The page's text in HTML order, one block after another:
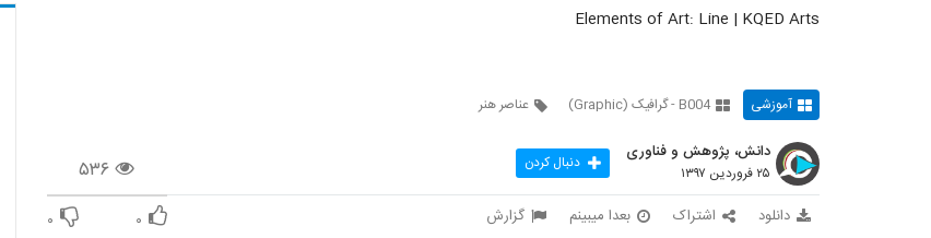
Elements of Art: Line | KQED Arts
آموزشی B004 - گرافیک (Graphic) عناصر هنر
۵۳۶
دانش، پژوهش و فناوری
۲۵ فروردین ۱۳۹۷ دنبال کردن
دانلود اشتراک بعدا میبینم گزارش ۰ ۰